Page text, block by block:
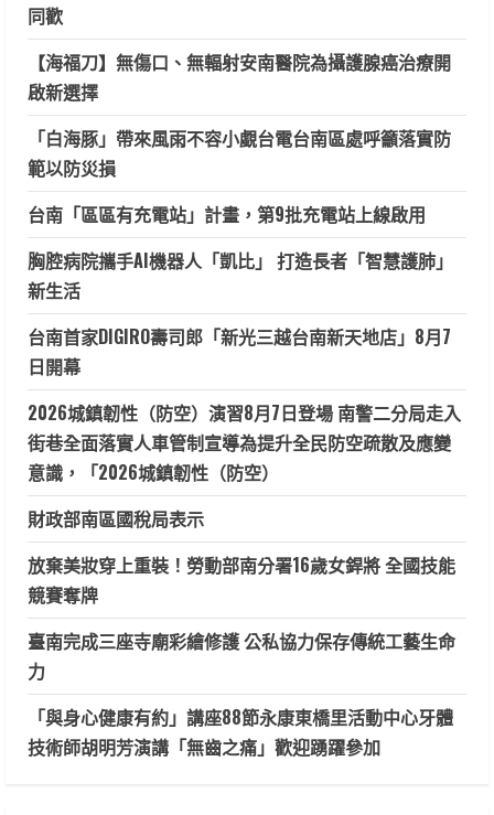
同歡
【海福刀】無傷口、無輻射安南醫院為攝護腺癌治療開
啟新選擇
「白海豚」帶來風雨不容小覷台電台南區處呼籲落實防
範以防災損
台南「區區有充電站」計畫，第9批充電站上線啟用
胸腔病院攜手AI機器人「凱比」 打造長者「智慧護肺」
新生活
台南首家DIGIRO壽司郎「新光三越台南新天地店」8月7
日開幕
2026城鎮韌性（防空）演習8月7日登場 南警二分局走入
街巷全面落實人車管制宣導為提升全民防空疏散及應變
意識，「2026城鎮韌性（防空）
財政部南區國稅局表示
放棄美妝穿上重裝！勞動部南分署16歲女銲將 全國技能
競賽奪牌
臺南完成三座寺廟彩繪修護 公私協力保存傳統工藝生命
力
「與身心健康有約」講座88節永康東橋里活動中心牙體
技術師胡明芳演講「無齒之痛」歡迎踴躍參加